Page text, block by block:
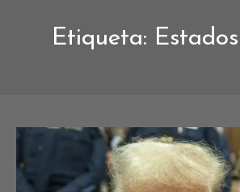
Etiqueta: